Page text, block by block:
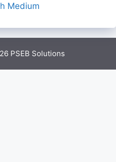
Medium
PSEB Solutions